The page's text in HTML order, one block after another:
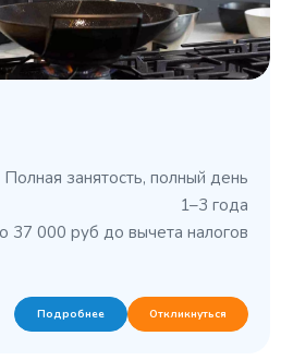
Полная занятость, полный день
1–3 года
37 000 руб до вычета налогов
Подробнее Откликнуться